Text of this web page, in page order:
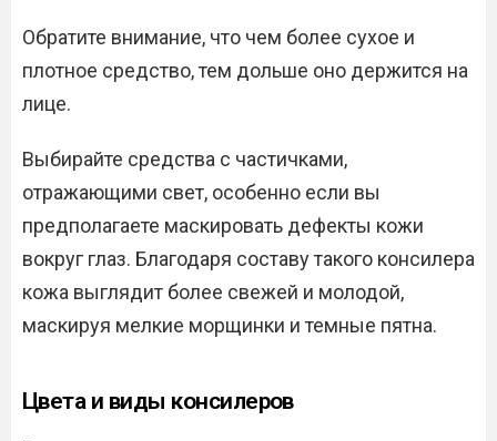
Обратите внимание, что чем более сухое и
плотное средство, тем дольше оно держится на
лице.
Выбирайте средства с частичками,
отражающими свет, особенно если вы
предполагаете маскировать дефекты кожи
вокруг глаз. Благодаря составу такого консилера
кожа выглядит более свежей и молодой,
маскируя мелкие морщинки и темные пятна.
Цвета и виды консилеров